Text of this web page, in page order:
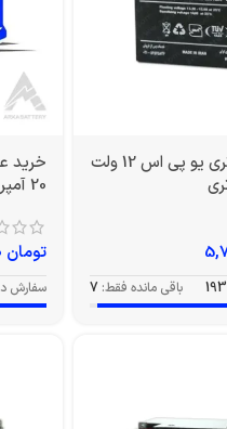
خرید عمده باتری یو پی اس 12 ولت
193 باقی مانده فقط: 7
20 آمپر EV صبا باتری
تومان
سفارش